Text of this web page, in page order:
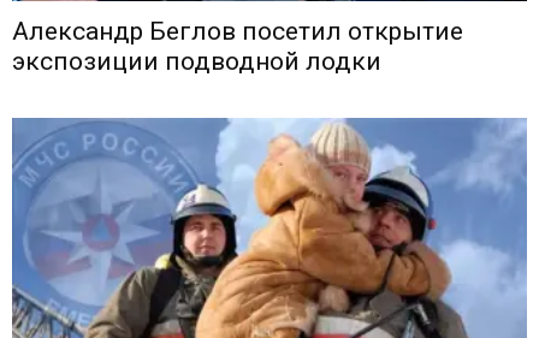
Александр Беглов посетил открытие
экспозиции подводной лодки